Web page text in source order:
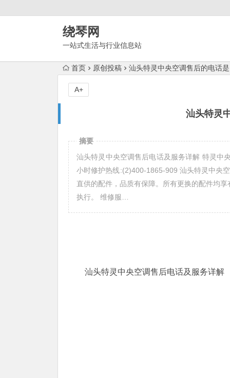
绕琴网
一站式生活与行业信息站
首页 原创投稿 汕头特灵中央空调售后的电话
汕头特灵
A+
摘要
汕头特灵中央空调售后电话及服务详解 特灵中
小时修护热线:(2)400-1865-909 汕头特灵中央
直供的配件，品质有保障。所有更换的配件均
执行。 维修服…
汕头特灵中央空调售后电话及服务详解